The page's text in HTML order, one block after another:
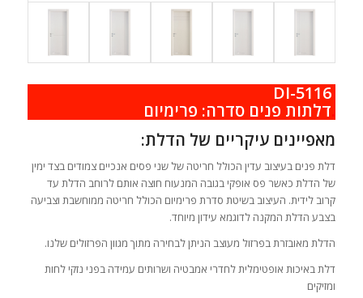
.דלתות פנים סדרה: פרימיום
מאפיינים עיקריים של הדלת:
דלת פנים בעיצוב עדין הכולל חריטה של שני פסים אנכיים צמודים בצד ימין
של הדלת כאשר פס אופקי בגובה המנעוח חוצה אותם לרוחב הדלת עד
קרוב לידית. העיצוב בשיטת סדרת פרימיום הכולל חריטה ממוחשבת וצביעה
בצבע הדלת המקנה לדוגמא עידון מיוחד.
הדלת מאובזרת בפרזול מעוצב הניתן לבחירה מתוך מגוון הפרזולים שלנו.
דלת באיכות אופטימלית לחדרי אמבטיה ושרותים עמידה בפני נזקי לחות
ומזיקים